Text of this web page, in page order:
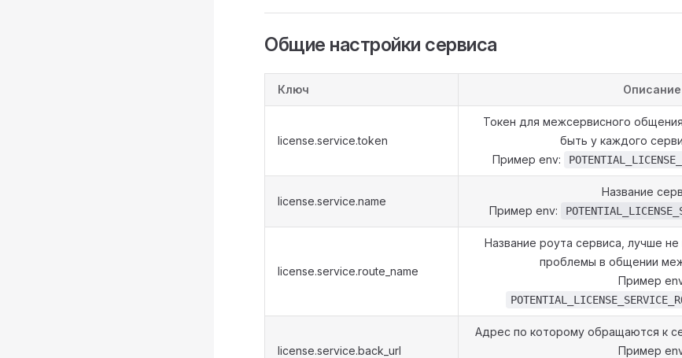
Общие настройки сервиса
Ключ Описание
license.service.token
Токен для межсервисного
быть у каждого
Пример env:
license.service.name
Название
Пример env:
license.service.route_name
Название роута сервиса, лучше не
проблемы в общении
Пример
license.service.back_url
Адрес по которому обращаются к
Пример